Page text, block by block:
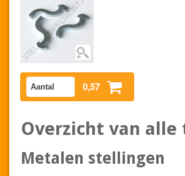
0,57
Overzicht van
Metalen stellingen